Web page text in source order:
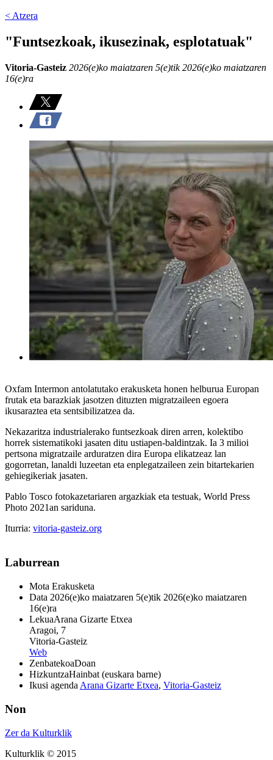
< Atzera
"Funtsezkoak, ikusezinak, esplotatuak"
Vitoria-Gasteiz 2026(e)ko maiatzaren 5(e)tik 2026(e)ko maiatzaren
16(e)ra
Oxfam Intermon antolatutako erakusketa honen helburua Europan
frutak eta barazkiak jasotzen dituzten migratzaileen egoera
ikusaraztea eta sentsibilizatzea da.
Nekazaritza industrialerako funtsezkoak diren arren, kolektibo
horrek sistematikoki jasaten ditu ustiapen-baldintzak. Ia 3 milioi
pertsona migratzaile arduratzen dira Europa elikatzeaz lan
gogorretan, lanaldi luzeetan eta enplegatzaileen zein bitartekarien
gehiegikeriak jasaten.
Pablo Tosco fotokazetariaren argazkiak eta testuak, World Press
Photo 2021an sariduna.
Iturria: vitoria-gasteiz.org
Laburrean
Mota Erakusketa
Data 2026(e)ko maiatzaren 5(e)tik 2026(e)ko maiatzaren
16(e)ra
LekuaArana Gizarte Etxea
Aragoi, 7
Vitoria-Gasteiz
Web
ZenbatekoaDoan
HizkuntzaHainbat (euskara barne)
Ikusi agenda Arana Gizarte Etxea, Vitoria-Gasteiz
Non
Zer da Kulturklik
Kulturklik © 2015